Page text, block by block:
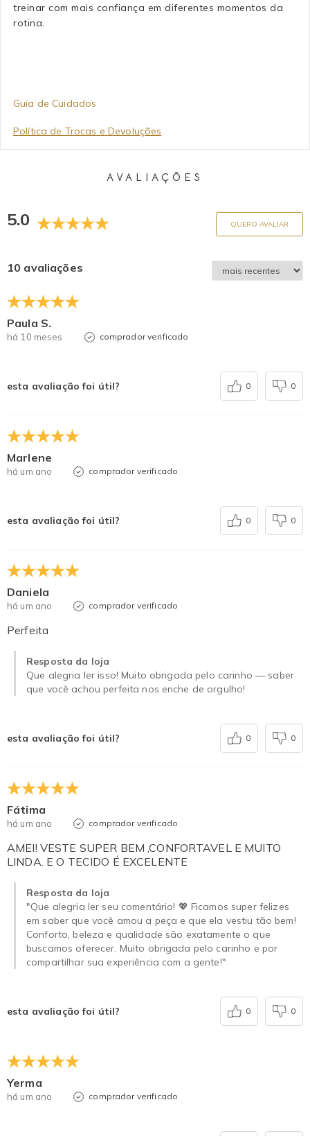
treinar com mais confiança em diferentes momentos da
rotina.
Guia de Cuidados
Política de Trocas e Devoluções
AVALIAÇÕES
5.0 QUERO AVALIAR
10 avaliações
Paula S.
há 10 meses comprador verificado
esta avaliação foi útil? 0 0
Marlene
há um ano comprador verificado
esta avaliação foi útil? 0 0
Daniela
há um ano comprador verificado
Perfeita
Resposta da loja
Que alegria ler isso! Muito obrigada pelo carinho — saber
que você achou perfeita nos enche de orgulho!
esta avaliação foi útil? 0 0
Fátima
há um ano comprador verificado
AMEI! VESTE SUPER BEM ,CONFORTAVEL E MUITO
LINDA. E O TECIDO É EXCELENTE
Resposta da loja
"Que alegria ler seu comentário! 💖 Ficamos super felizes
em saber que você amou a peça e que ela vestiu tão bem!
Conforto, beleza e qualidade são exatamente o que
buscamos oferecer. Muito obrigada pelo carinho e por
compartilhar sua experiência com a gente!"
esta avaliação foi útil? 0 0
Yerma
há um ano comprador verificado